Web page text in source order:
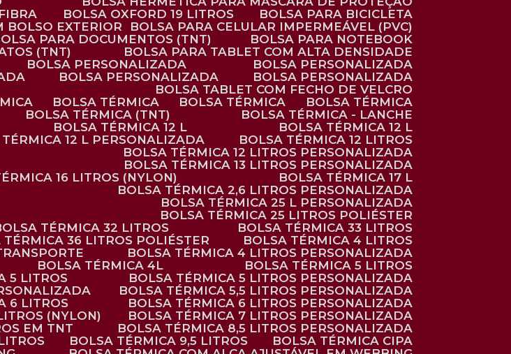
BOLSA OXFORD 19 LITROS
BOLSA PARA BICICLETA
BOLSO EXTERIOR
BOLSA PARA CELULAR IMPERMEÁVEL (PVC)
BOLSA PARA DOCUMENTOS (TNT)
BOLSA PARA NOTEBOOK
(TNT)
BOLSA PARA TABLET COM ALTA DENSIDADE
BOLSA PERSONALIZADA
BOLSA PERSONALIZADA
BOLSA PERSONALIZADA
BOLSA PERSONALIZADA
BOLSA TABLET COM FECHO DE VELCRO
BOLSA TÉRMICA BOLSA TÉRMICA
BOLSA TÉRMICA
BOLSA TÉRMICA (TNT)
BOLSA TÉRMICA - LANCHE
BOLSA TÉRMICA 12 L
BOLSA TÉRMICA 12 L
TÉRMICA 12 L PERSONALIZADA
BOLSA TÉRMICA 12 LITROS
BOLSA TÉRMICA 12 LITROS PERSONALIZADA
BOLSA TÉRMICA 13 LITROS PERSONALIZADA
16 LITROS (NYLON)
BOLSA TÉRMICA 17 L
BOLSA TÉRMICA 2,6 LITROS PERSONALIZADA
BOLSA TÉRMICA 25 L PERSONALIZADA
BOLSA TÉRMICA 25 LITROS POLIÉSTER
BOLSA TÉRMICA 32 LITROS
BOLSA TÉRMICA 33 LITROS
TÉRMICA 36 LITROS POLIÉSTER
BOLSA TÉRMICA 4 LITROS
BOLSA TÉRMICA 4 LITROS PERSONALIZADA
BOLSA TÉRMICA 4L
BOLSA TÉRMICA 5 LITROS
5 LITROS
BOLSA TÉRMICA 5 LITROS PERSONALIZADA
BOLSA TÉRMICA 5,5 LITROS PERSONALIZADA
6 LITROS
BOLSA TÉRMICA 6 LITROS PERSONALIZADA
(NYLON)
BOLSA TÉRMICA 7 LITROS PERSONALIZADA
EM TNT
BOLSA TÉRMICA 8,5 LITROS PERSONALIZADA
BOLSA TÉRMICA 9,5 LITROS
BOLSA TÉRMICA CIPA